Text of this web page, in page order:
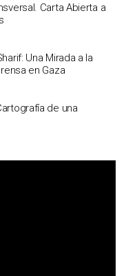
Carta Abierta a
Una Mirada a la
en Gaza
de una